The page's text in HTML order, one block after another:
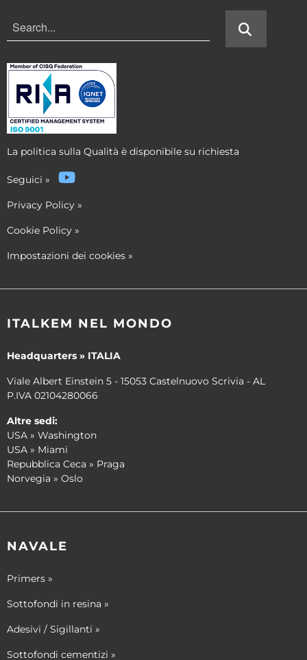
La politica sulla Qualità è disponibile su richiesta
Seguici »
Privacy Policy »
Cookie Policy »
Impostazioni dei cookies »
ITALKEM NEL MONDO
Headquarters » ITALIA
Viale Albert Einstein 5 - 15053 Castelnuovo Scrivia - AL
P.IVA 02104280066
Altre sedi:
USA » Washington
USA » Miami
Repubblica Ceca » Praga
Norvegia » Oslo
NAVALE
Primers »
Sottofondi in resina »
Adesivi / Sigillanti »
Sottofondi cementizi »